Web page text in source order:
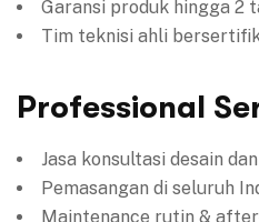
Garansi produk hingga 2
Tim teknisi ahli
Professional
Jasa konsultasi desain
Pemasangan di seluruh
Maintenance rutin &